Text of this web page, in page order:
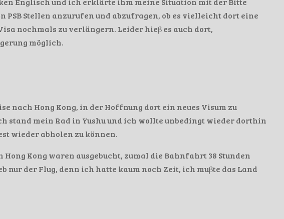
PSB Stellen anzurufen und abzufragen, ob es vielleicht dort eine
nochmals zu verlängern. Leider hieβ es auch dort,
möglich.
nach Hong Kong, in der Hoffnung dort ein neues Visum zu
stand mein Rad in Yushu und ich wollte unbedingt wieder dorthin
wieder abholen zu können.
Kong waren ausgebucht, zumal die Bahnfahrt 38 Stunden
nur der Flug, denn ich hatte kaum noch Zeit, ich muβte das Land